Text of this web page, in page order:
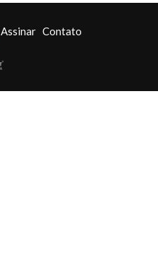
Assinar Contato